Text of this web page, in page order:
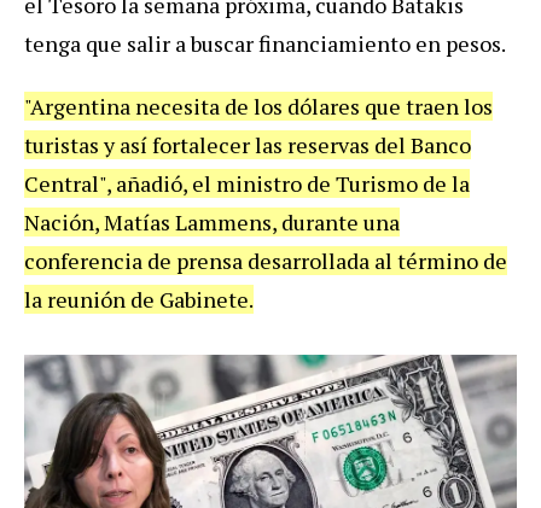
tenga que salir a buscar financiamiento en pesos.
"Argentina necesita de los dólares que traen los
turistas y así fortalecer las reservas del Banco
Central", añadió, el ministro de Turismo de la
Nación, Matías Lammens, durante una
conferencia de prensa desarrollada al término de
la reunión de Gabinete.